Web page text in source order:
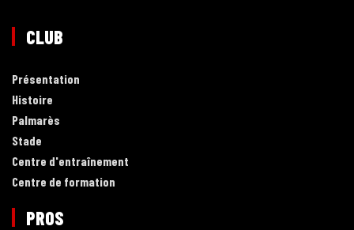
CLUB
Présentation
Histoire
Palmarès
Stade
Centre d'entraînement
Centre de formation
PROS